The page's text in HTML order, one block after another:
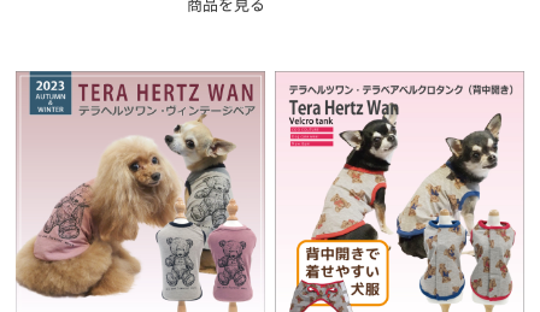
商品を見る